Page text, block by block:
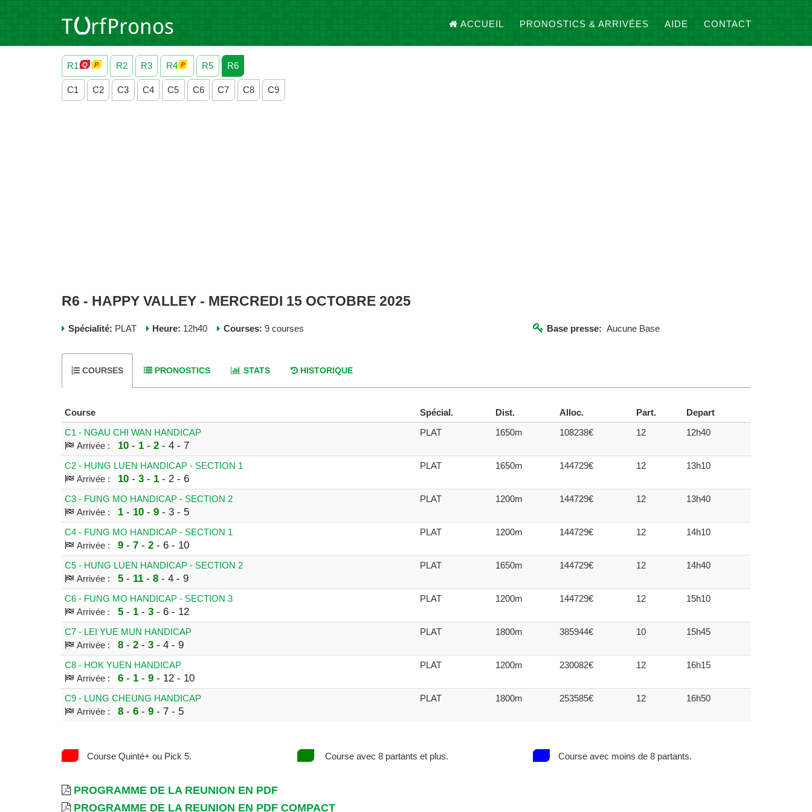
ACCUEIL PRONOSTICS & ARRIVÉES AIDE CONTACT
R1 R2 R3 R4 R5 R6
C1 C2 C3 C4 C5 C6 C7 C8 C9
R6 - HAPPY VALLEY - MERCREDI 15 OCTOBRE 2025
Spécialité: PLAT Heure: 12h40 Courses: 9 courses Base presse: Aucune Base
COURSES PRONOSTICS STATS HISTORIQUE
Course Spécial. Dist. Alloc. Part.
Depart
C1 - NGAU CHI WAN HANDICAP
Arrivée :
10- 1- 2- 4 - 7
PLAT 1650m 108238€ 12 12h40
C2 - HUNG LUEN HANDICAP - SECTION 1
Arrivée :
10- 3- 1- 2 - 6
PLAT 1650m 144729€ 12 13h10
C3 - FUNG MO HANDICAP - SECTION 2
Arrivée :
1- 10- 9- 3 - 5
PLAT 1200m 144729€ 12 13h40
C4 - FUNG MO HANDICAP - SECTION 1
Arrivée :
9- 7- 2- 6 - 10
PLAT 1200m 144729€ 12 14h10
C5 - HUNG LUEN HANDICAP - SECTION 2
Arrivée :
5- 11- 8- 4 - 9
PLAT 1650m 144729€ 12 14h40
C6 - FUNG MO HANDICAP - SECTION 3
Arrivée :
5- 1- 3- 6 - 12
PLAT 1200m 144729€ 12 15h10
C7 - LEI YUE MUN HANDICAP
Arrivée :
8- 2- 3- 4 - 9
PLAT 1800m 385944€ 10 15h45
C8 - HOK YUEN HANDICAP
Arrivée :
6- 1- 9- 12 - 10
PLAT 1200m 230082€ 12 16h15
C9 - LUNG CHEUNG HANDICAP
Arrivée :
8- 6- 9- 7 - 5
PLAT 1800m 253585€ 12 16h50
Course Quinté+ ou Pick 5. Course avec 8 partants et plus. Course avec moins de 8 partants.
PROGRAMME DE LA REUNION EN PDF
PROGRAMME DE LA REUNION EN PDF COMPACT